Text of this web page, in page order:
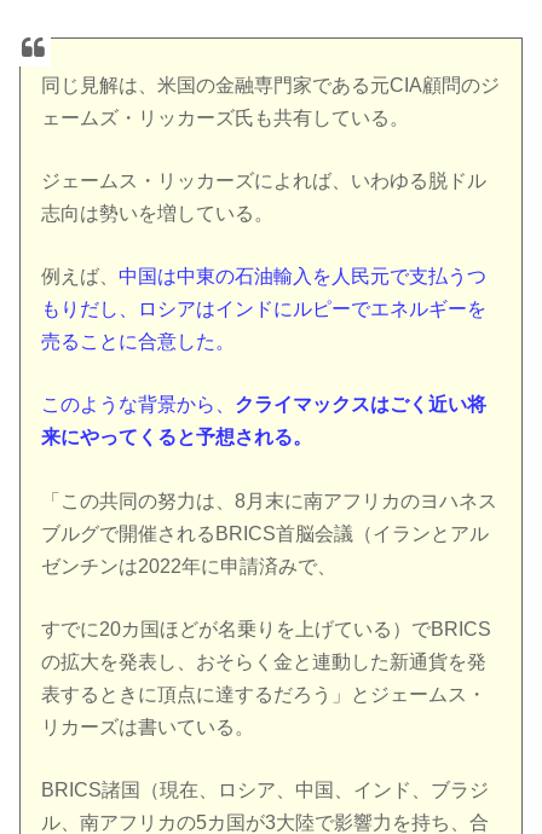
同じ見解は、米国の金融専門家である元CIA顧問のジ
ェームズ・リッカーズ氏も共有している。
ジェームス・リッカーズによれば、いわゆる脱ドル
志向は勢いを増している。
例えば、 中国は中東の石油輸入を人民元で支払うつ
もりだし、ロシアはインドにルピーでエネルギーを
売ることに合意した。
このような背景から、 クライマックスはごく近い将
来にやってくると予想される。
「この共同の努力は、8月末に南アフリカのヨハネス
ブルグで開催されるBRICS首脳会議（イランとアル
ゼンチンは2022年に申請済みで、
すでに20カ国ほどが名乗りを上げている）でBRICS
の拡大を発表し、おそらく金と連動した新通貨を発
表するときに頂点に達するだろう」とジェームス・
リカーズは書いている。
BRICS諸国（現在、ロシア、中国、インド、ブラジ
ル、南アフリカの5カ国が3大陸で影響力を持ち、合